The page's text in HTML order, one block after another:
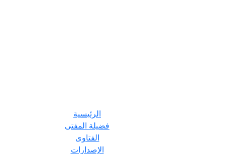
الرئيسية
فضيلة المفتى
الفتاوى
الإصدارات